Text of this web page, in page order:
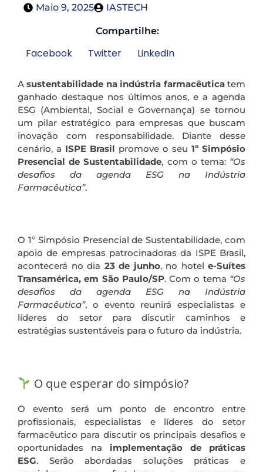
Maio 9, 2025 IASTECH
Compartilhe:
Facebook Twitter LinkedIn
Asustentabilidade na indústria farmacêuticatem
ganhado destaque nos últimos anos, e a agenda
ESG (Ambiental, Social e Governança) se tornou
um pilar estratégico para empresas que buscam
inovação com responsabilidade. Diante desse
cenário, a ISPE Brasil promove o seu 1º Simpósio
Presencial de Sustentabilidade, com o tema: “Os
desafios da agenda ESG na Indústria
Farmacêutica”.
O 1º Simpósio Presencial de Sustentabilidade, com
apoio de empresas patrocinadoras da ISPE Brasil,
acontecerá no dia 23 de junho, no hotel e-Suítes
Transamérica, em São Paulo/SP. Com o tema “Os
desafios da agenda ESG na Indústria
Farmacêutica”, o evento reunirá especialistas e
líderes do setor para discutir caminhos e
estratégias sustentáveis para o futuro da indústria.
O que esperar do simpósio?
O evento será um ponto de encontro entre
profissionais, especialistas e líderes do setor
farmacêutico para discutir os principais desafios e
oportunidades na implementação de práticas
ESG. Serão abordadas soluções práticas e